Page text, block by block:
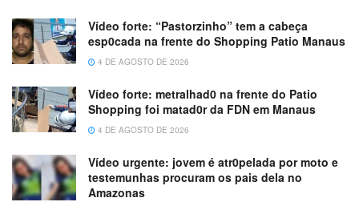
Vídeo forte: “Pastorzinho” tem a cabeça
esp0cada na frente do Shopping Patio Manaus
4 DE AGOSTO DE 2026
Vídeo forte: metralhad0 na frente do Patio
Shopping foi matad0r da FDN em Manaus
4 DE AGOSTO DE 2026
Vídeo urgente: jovem é atr0pelada por moto e
testemunhas procuram os pais dela no
Amazonas